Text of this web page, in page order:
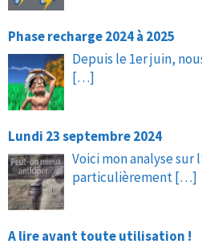
Phase recharge 2024 à 2025
Depuis le 1er juin,
[…]
Lundi 23 septembre 2024
Voici mon analyse sur
particulièrement[…]
A lire avant toute utilisation !